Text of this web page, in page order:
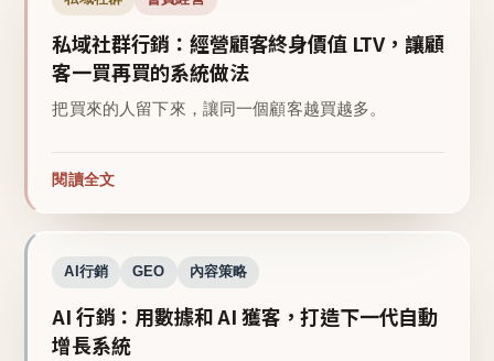
私域社群行銷：經營顧客終身價值 LTV，讓顧
客一買再買的系統做法
把買來的人留下來，讓同一個顧客越買越多。
閱讀全文
AI行銷 GEO 內容策略
AI 行銷：用數據和 AI 獲客，打造下一代自動
增長系統